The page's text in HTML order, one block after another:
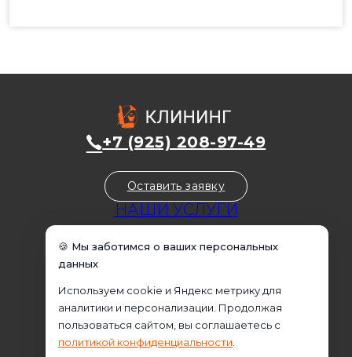
НАШИ УСЛУГИ
Уборка офисов
Домработница
Клининговые услуги
+7 (925) 208-97-49
Оставить заявку
🍪 Мы заботимся о ваших персональных
данных
Используем cookie и Яндекс метрику для
аналитики и персонализации. Продолжая
пользоваться сайтом, вы соглашаетесь с
политикой конфиденциальности